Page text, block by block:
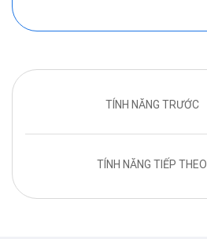
TÍNH NĂNG TRƯỚC
TÍNH NĂNG TIẾP THEO